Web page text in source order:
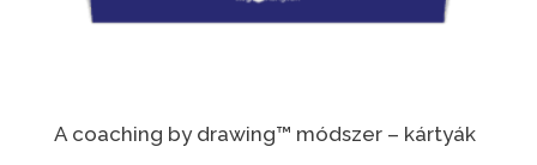
A coaching by drawing™ módszer – kártyák